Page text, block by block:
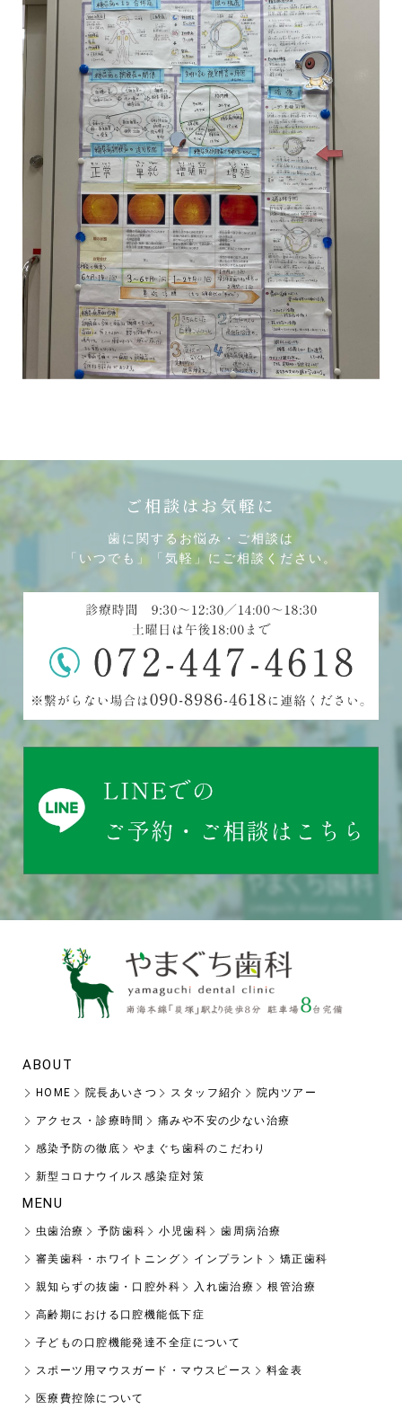
ご相談はお気軽に
歯に関するお悩み・ご相談は
「いつでも」「気軽」にご相談ください。
ABOUT
HOME 院長あいさつ スタッフ紹介 院内ツアー
アクセス・診療時間 痛みや不安の少ない治療
感染予防の徹底 やまぐち歯科のこだわり
新型コロナウイルス感染症対策
MENU
虫歯治療 予防歯科 小児歯科 歯周病治療
審美歯科・ホワイトニング インプラント 矯正歯科
親知らずの抜歯・口腔外科 入れ歯治療 根管治療
高齢期における口腔機能低下症
子どもの口腔機能発達不全症について
スポーツ用マウスガード・マウスピース 料金表
医療費控除について